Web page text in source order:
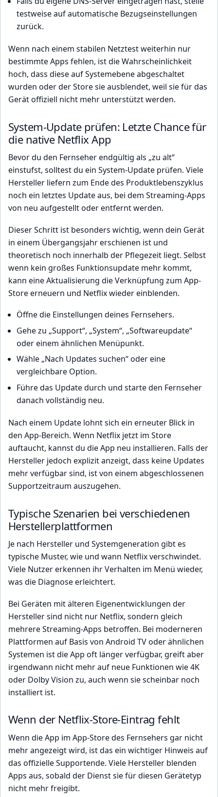
testweise auf automatische Bezugseinstellungen
zurück.
Wenn nach einem stabilen Netztest weiterhin nur
bestimmte Apps fehlen, ist die Wahrscheinlichkeit
hoch, dass diese auf Systemebene abgeschaltet
wurden oder der Store sie ausblendet, weil sie für das
Gerät offiziell nicht mehr unterstützt werden.
System-Update prüfen: Letzte Chance für
die native Netflix App
Bevor du den Fernseher endgültig als „zu alt“
einstufst, solltest du ein System-Update prüfen. Viele
Hersteller liefern zum Ende des Produktlebenszyklus
noch ein letztes Update aus, bei dem Streaming-Apps
von neu aufgestellt oder entfernt werden.
Dieser Schritt ist besonders wichtig, wenn dein Gerät
in einem Übergangsjahr erschienen ist und
theoretisch noch innerhalb der Pflegezeit liegt. Selbst
wenn kein großes Funktionsupdate mehr kommt,
kann eine Aktualisierung die Verknüpfung zum App-
Store erneuern und Netflix wieder einblenden.
Öffne die Einstellungen deines Fernsehers.
Gehe zu „Support“, „System“, „Softwareupdate“
oder einem ähnlichen Menüpunkt.
Wähle „Nach Updates suchen“ oder eine
vergleichbare Option.
Führe das Update durch und starte den Fernseher
danach vollständig neu.
Nach einem Update lohnt sich ein erneuter Blick in
den App-Bereich. Wenn Netflix jetzt im Store
auftaucht, kannst du die App neu installieren. Falls der
Hersteller jedoch explizit anzeigt, dass keine Updates
mehr verfügbar sind, ist von einem abgeschlossenen
Supportzeitraum auszugehen.
Typische Szenarien bei verschiedenen
Herstellerplattformen
Je nach Hersteller und Systemgeneration gibt es
typische Muster, wie und wann Netflix verschwindet.
Viele Nutzer erkennen ihr Verhalten im Menü wieder,
was die Diagnose erleichtert.
Bei Geräten mit älteren Eigenentwicklungen der
Hersteller sind nicht nur Netflix, sondern gleich
mehrere Streaming-Apps betroffen. Bei moderneren
Plattformen auf Basis von Android TV oder ähnlichen
Systemen ist die App oft länger verfügbar, greift aber
irgendwann nicht mehr auf neue Funktionen wie 4K
oder Dolby Vision zu, auch wenn sie scheinbar noch
installiert ist.
Wenn der Netflix-Store-Eintrag fehlt
Wenn die App im App-Store des Fernsehers gar nicht
mehr angezeigt wird, ist das ein wichtiger Hinweis auf
das offizielle Supportende. Viele Hersteller blenden
Apps aus, sobald der Dienst sie für diesen Gerätetyp
nicht mehr freigibt.